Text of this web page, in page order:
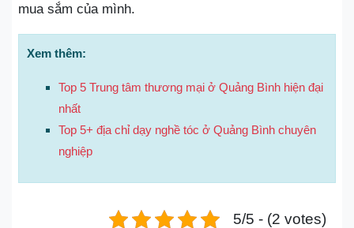
mua sắm của mình.
Xem thêm:
Top 5 Trung tâm thương mại ở Quảng Bình hiện đại
nhất
Top 5+ địa chỉ dạy nghề tóc ở Quảng Bình chuyên
nghiệp
5/5 - (2 votes)